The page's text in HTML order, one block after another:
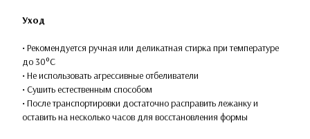
Уход
• Рекомендуется ручная или деликатная стирка при температуре
до 30°C
• Не использовать агрессивные отбеливатели
• Сушить естественным способом
• После транспортировки достаточно расправить лежанку и
оставить на несколько часов для восстановления формы